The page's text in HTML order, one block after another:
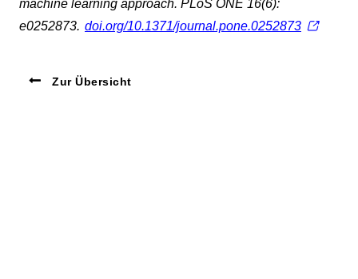
machine learning approach. PLoS ONE 16(6):
e0252873. doi.org/10.1371/journal.pone.0252873
Zur Übersicht